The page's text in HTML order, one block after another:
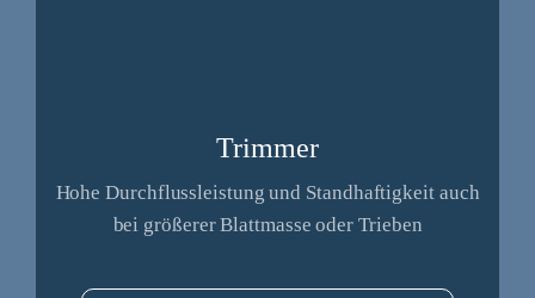
Trimmer
Hohe Durchflussleistung und Standhaftigkeit auch
bei größerer Blattmasse oder Trieben